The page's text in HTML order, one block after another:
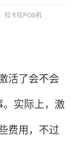
拉卡拉POS机
活了会不会
实际上，激
费用，不过